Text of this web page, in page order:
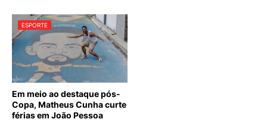
ESPORTE
Em meio ao destaque pós-
Copa, Matheus Cunha curte
férias em João Pessoa